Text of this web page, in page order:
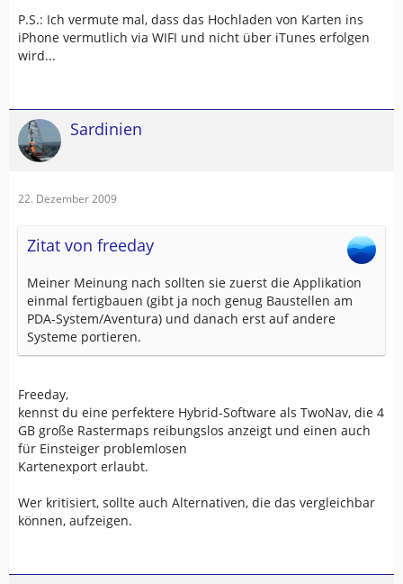
P.S.: Ich vermute mal, dass das Hochladen von Karten ins
iPhone vermutlich via WIFI und nicht über iTunes erfolgen
wird...
Sardinien
22. Dezember 2009
Zitat von freeday
Meiner Meinung nach sollten sie zuerst die Applikation
einmal fertigbauen (gibt ja noch genug Baustellen am
PDA-System/Aventura) und danach erst auf andere
Systeme portieren.
Freeday,
kennst du eine perfektere Hybrid-Software als TwoNav, die 4
GB große Rastermaps reibungslos anzeigt und einen auch
für Einsteiger problemlosen
Kartenexport erlaubt.
Wer kritisiert, sollte auch Alternativen, die das vergleichbar
können, aufzeigen.